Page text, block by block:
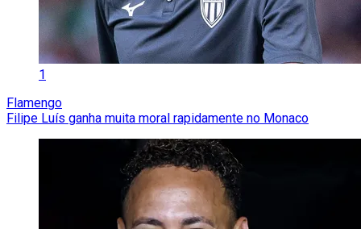
1
Flamengo
Filipe Luís ganha muita moral rapidamente no Monaco